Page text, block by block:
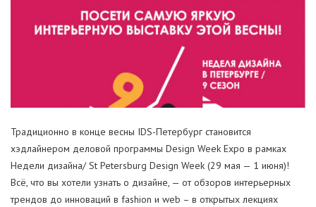
Традиционно в конце весны IDS-Петербург становится
хэдлайнером деловой программы Design Week Expo в рамках
Недели дизайна/ St Petersburg Design Week (29 мая — 1 июня)!
Всё, что вы хотели узнать о дизайне, — от обзоров интерьерных
трендов до инноваций в fashion и web – в открытых лекциях